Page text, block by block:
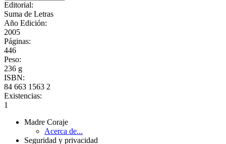
Editorial:
Suma de Letras
Año Edición:
2005
Páginas:
446
Peso:
236 g
ISBN:
84 663 1563 2
Existencias:
1
Madre Coraje
Acerca de...
Seguridad y privacidad